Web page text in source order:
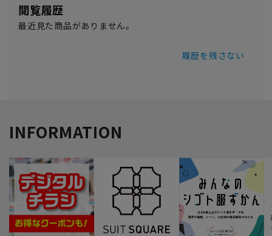
閲覧履歴
最近見た商品がありません。
履歴を残さない
INFORMATION